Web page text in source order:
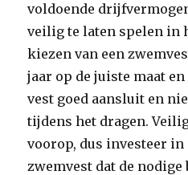
voldoende
veilig te laten spelen in
kiezen van een
jaar op de juiste maat
vest goed aansluit en
tijdens het dragen.
voorop, dus investeer
zwemvest dat de